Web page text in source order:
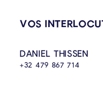
VOS
DANIEL THISSEN
+32 479 867 714